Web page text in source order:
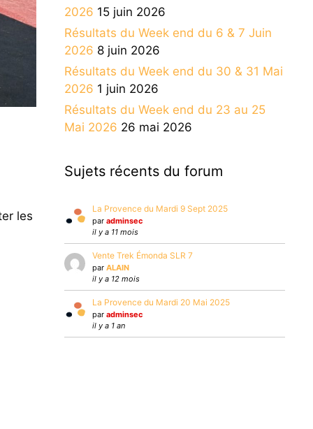
les
2026 15 juin 2026
Résultats du Week end du 6 & 7 Juin
2026 8 juin 2026
Résultats du Week end du 30 & 31 Mai
2026 1 juin 2026
Résultats du Week end du 23 au 25
Mai 2026 26 mai 2026
Sujets récents du forum
La Provence du Mardi 9 Sept 2025
par adminsec
il y a 11 mois
Vente Trek Émonda SLR 7
par ALAIN
il y a 12 mois
La Provence du Mardi 20 Mai 2025
par adminsec
il y a 1 an